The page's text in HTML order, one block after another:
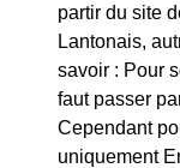
partir du site
Lantonais,
savoir : Pour
faut passer
Cependant
uniquement